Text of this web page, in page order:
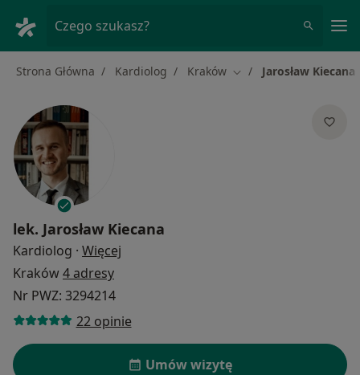
Czego szukasz?
Strona Główna Kardiolog Kraków Zmień miasto
Jarosław Kiecana
lek. Jarosław Kiecana
Kardiolog · Więcej
Kraków4 adresy
Nr PWZ: 3294214
22 opinie
Umów wizytę